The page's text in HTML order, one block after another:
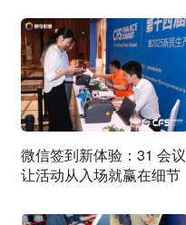
微信签到新体验：31 会议
让活动从入场就赢在细节